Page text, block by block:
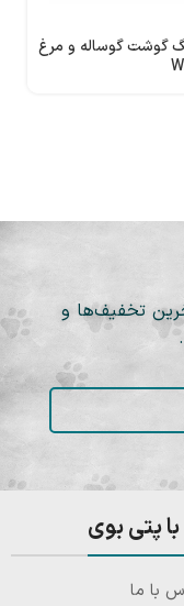
گوشت گوساله و مرغ
تخفیف‌ها و
با پتی بوی
با ما